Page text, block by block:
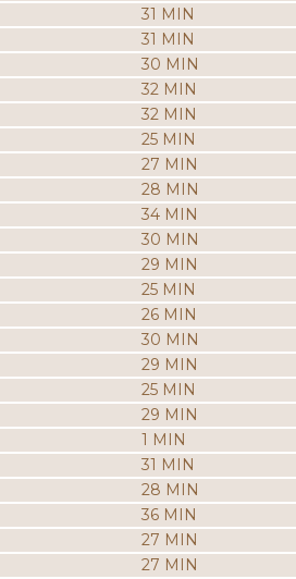
31 MIN
31 MIN
30 MIN
32 MIN
32 MIN
25 MIN
27 MIN
28 MIN
34 MIN
30 MIN
29 MIN
25 MIN
26 MIN
30 MIN
29 MIN
25 MIN
29 MIN
1 MIN
31 MIN
28 MIN
36 MIN
27 MIN
27 MIN